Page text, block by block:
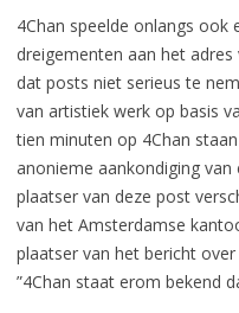
4Chan speelde onlangs
dreigementen aan het adres
dat posts niet serieus te
van artistiek werk op basis
tien minuten op 4Chan
anonieme aankondiging
plaatser van deze post
van het Amsterdamse
plaatser van het bericht
”4Chan staat erom bekend